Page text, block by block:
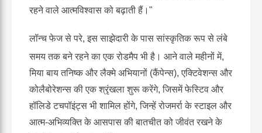
रहने वाले आत्मविश्वास को बढ़ाती हैं।"
लॉन्च फेज से परे, इस साझेदारी के पास सांस्कृतिक रूप से लंबे
समय तक बने रहने का एक रोडमैप भी है। आने वाले महीनों में,
मिया बाय तनिष्क और लैक्मे अभियानों (कैंपेन्स), एक्टिवेशन्स और
कोलैबोरेशन्स की एक श्रृंखला शुरू करेंगे, जिसमें फेस्टिव और
हॉलिडे टचपॉइंट्स भी शामिल होंगे, जिन्हें रोजमर्रा के स्टाइल और
आत्म-अभिव्यक्ति के आसपास की बातचीत को जीवंत रखने के